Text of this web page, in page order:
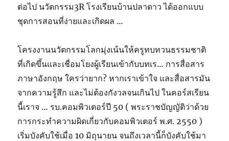
ต่อไป นวัตกรรม3R โรงเรียนบ้านปลาดาว ได้ออกแบบ
ชุดการสอนที่ง่ายและเกิดผล …
โครงงานนวัตกรรมโลกมุ่งเน้นให้ครูทบทวนธรรมชาติ
ที่เกิดขึ้นและเชื่อมโยงผู้เรียนเข้ากับบทเร… การสื่อสาร
ภาษาอังกฤษ ใครว่ายาก? หากเราเข้าใจ และสื่อสารมัน
จากความรู้สึก และไม่ต้องกังวลจนเกินไป ในคอร์สเรียน
นี้เราจ … รบ.คอมพิวเตอร์ปี 50 ( พระราชบัญญัติว่าด้วย
การกระทำความผิดเกี่ยวกับคอมพิวเตอร์ พ.ศ. 2550 )
เริ่มบังคับใช้เมื่อ 10 มิถุนายน จนถึงเวลานี้ก็บังคับใช้มา